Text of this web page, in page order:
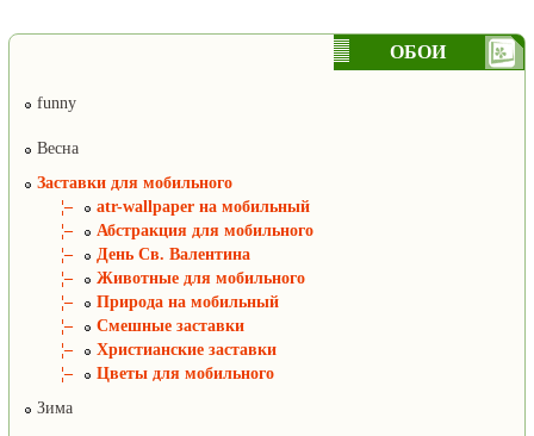
ОБОИ
funny
Весна
Заставки для мобильного
¦–
atr-wallpaper на мобильный
¦–
Абстракция для мобильного
¦–
День Св. Валентина
¦–
Животные для мобильного
¦–
Природа на мобильный
¦–
Смешные заставки
¦–
Христианские заставки
¦–
Цветы для мобильного
Зима